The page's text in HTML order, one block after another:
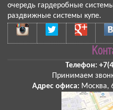
очередь гардеробные
раздвижные системы купе.
Телефон:
Принимаем
Адрес офиса: Москва,